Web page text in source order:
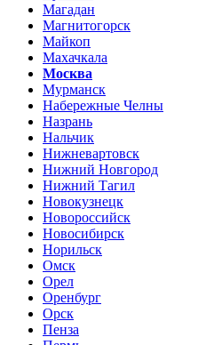
Магадан
Магнитогорск
Майкоп
Махачкала
Москва
Мурманск
Набережные Челны
Назрань
Нальчик
Нижневартовск
Нижний Новгород
Нижний Тагил
Новокузнецк
Новороссийск
Новосибирск
Норильск
Омск
Орел
Оренбург
Орск
Пенза